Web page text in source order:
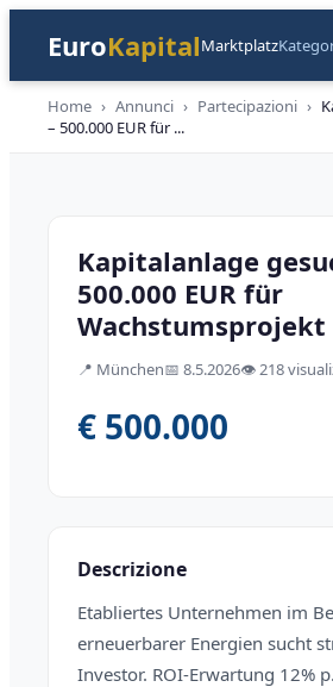
EuroKapitalMarktplatz
Home › Annunci › Partecipazioni ›
– 500.000 EUR für ...
Kapitalanlage
500.000 EUR für
Wachstumsprojekt
📍 München📅 8.5.2026👁️218
€ 500.000
Descrizione
Etabliertes Unternehmen im
erneuerbarer Energien sucht
Investor. ROI-Erwartung 12%